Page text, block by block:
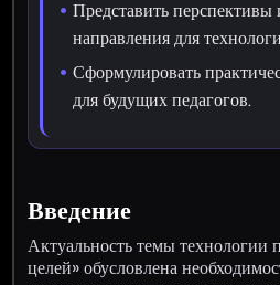
Представить
направления для
Сформулировать
для будущих педагогов.
Введение
Актуальность темы технологии
целей» обусловлена